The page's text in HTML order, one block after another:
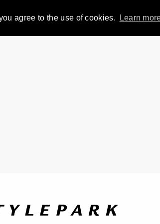
agree to the use of cookies. Learn